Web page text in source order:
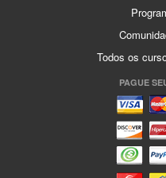
Todos os
PAGUE